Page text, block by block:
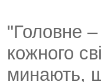
"Головне
кожного
минають,